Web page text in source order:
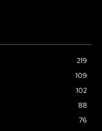
219
109
102
88
76